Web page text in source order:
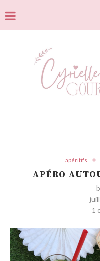
apéritifs
APÉRO
1